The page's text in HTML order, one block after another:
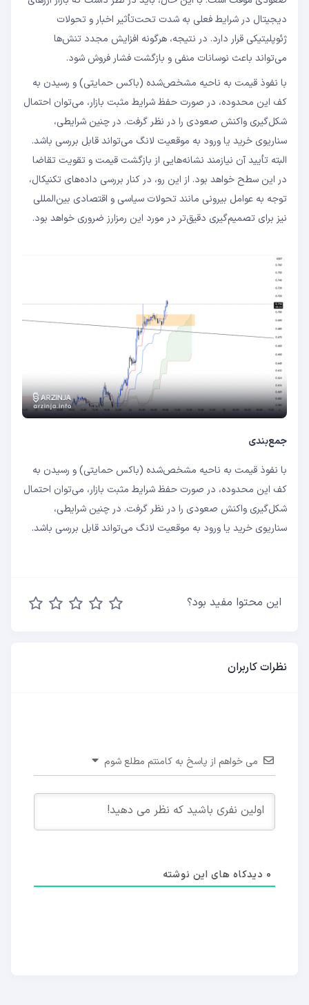
دیجیتال در شرایط فعلی به شدت تحت‌تأثیر اخبار و تحولات
ژئوپلیتیکی قرار دارد. در نتیجه، هرگونه افزایش مجدد تنش‌ها
می‌تواند باعث نوسانات منفی و بازگشت فشار فروش شود.
با نفوذ قیمت به ناحیه مشخص‌شده (باکس حمایتی) و رسیدن به
کف این محدوده، در صورت حفظ شرایط مثبت بازار، می‌توان احتمال
شکل‌گیری واکنش صعودی را در نظر گرفت. در چنین شرایطی،
سناریوی خرید یا ورود به موقعیت لانگ می‌تواند قابل بررسی باشد.
البته تأیید آن نیازمند نشانه‌هایی از بازگشت قیمت و تقویت تقاضا
در این سطح خواهد بود. از این رو، در کنار بررسی داده‌های تکنیکال،
توجه به عوامل بیرونی مانند تحولات سیاسی و اقتصادی بین‌المللی
نیز برای تصمیم‌گیری دقیق‌تر در مورد این رمزارز ضروری خواهد بود.
جمع‌بندی
با نفوذ قیمت به ناحیه مشخص‌شده (باکس حمایتی) و رسیدن به
کف این محدوده، در صورت حفظ شرایط مثبت بازار، می‌توان احتمال
شکل‌گیری واکنش صعودی را در نظر گرفت. در چنین شرایطی،
سناریوی خرید یا ورود به موقعیت لانگ می‌تواند قابل بررسی باشد.
این محتوا مفید بود؟
نظرات کاربران
می خواهم از پاسخ به کامنتم مطلع شوم
0 دیدکاه های این نوشته